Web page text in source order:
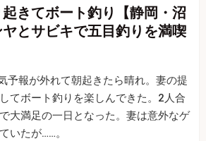
きてボート釣り【静岡・沼
とサビキで五目釣りを満喫
予報が外れて朝起きたら晴れ。妻の提
てボート釣りを楽しんできた。2人合
大満足の一日となった。妻は意外なゲ
いたが……。